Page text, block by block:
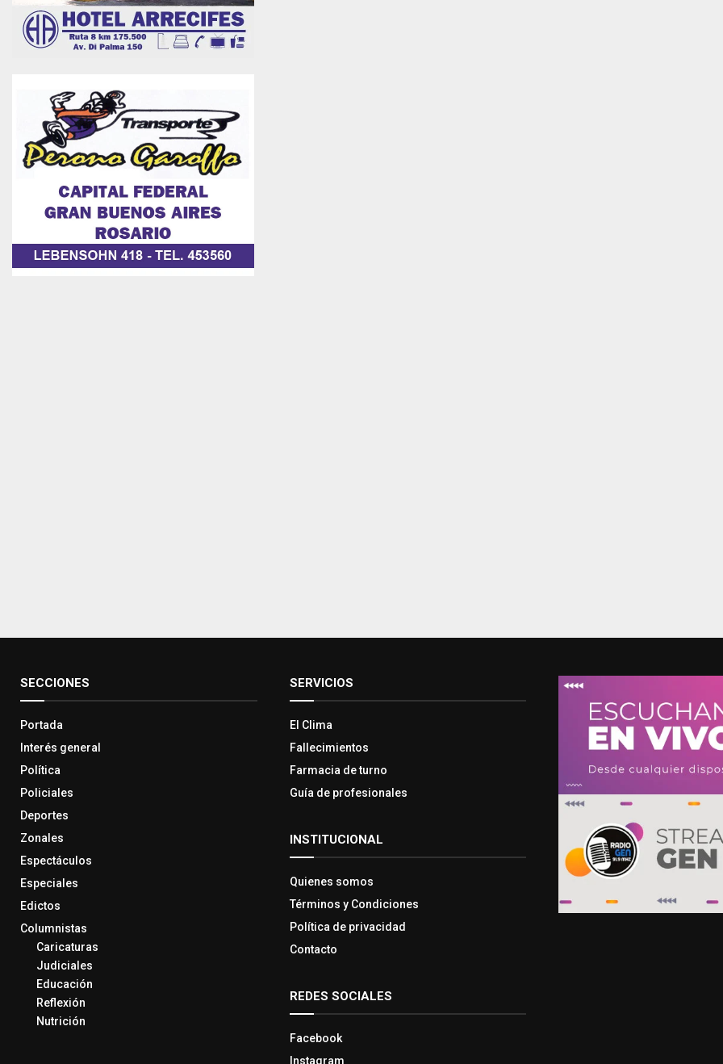
SECCIONES
Portada
Interés general
Política
Policiales
Deportes
Zonales
Espectáculos
Especiales
Edictos
Columnistas
Caricaturas
Judiciales
Educación
Reflexión
Nutrición
SERVICIOS
El Clima
Fallecimientos
Farmacia de turno
Guía de profesionales
INSTITUCIONAL
Quienes somos
Términos y Condiciones
Política de privacidad
Contacto
REDES SOCIALES
Facebook
Instagram